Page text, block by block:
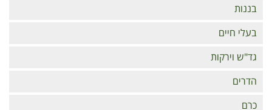
בננות
בעלי חיים
גד"ש וירקות
הדרים
כרם